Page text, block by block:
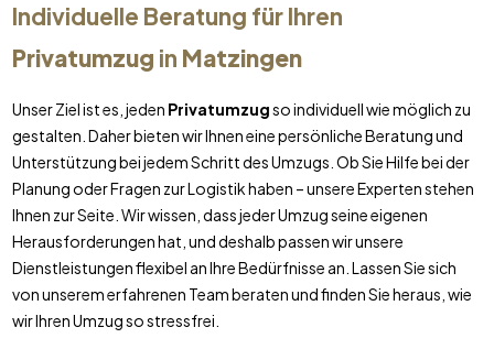
Individuelle Beratung für Ihren
Privatumzug in Matzingen
Unser Ziel ist es, jeden Privatumzugso individuell wie möglich zu
gestalten. Daher bieten wir Ihnen eine persönliche Beratung und
Unterstützung bei jedem Schritt des Umzugs. Ob Sie Hilfe bei der
Planung oder Fragen zur Logistik haben – unsere Experten stehen
Ihnen zur Seite. Wir wissen, dass jeder Umzug seine eigenen
Herausforderungen hat, und deshalb passen wir unsere
Dienstleistungen flexibel an Ihre Bedürfnisse an. Lassen Sie sich
von unserem erfahrenen Team beraten und finden Sie heraus, wie
wir Ihren Umzug so stressfrei.